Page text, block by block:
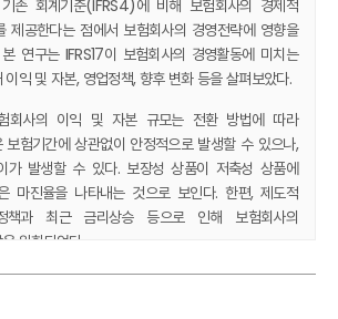
기존 회계기준(IFRS4)에 비해 보험회사의 경제적
제공한다는 점에서 보험회사의 경영전략에 영향을
연구는 IFRS17이 보험회사의 경영활동에 미치는
익 및 자본, 영업정책, 향후 변화 등을 살펴보았다.
회사의 이익 및 자본 규모는 전환 방법에 따라
보험기간에 상관없이 안정적으로 발생할 수 있으나,
가 발생할 수 있다. 보장성 상품이 저축성 상품에
마진율을 나타내는 것으로 보인다. 한편, 제도적
책과 최근 금리상승 등으로 인해 보험회사의
완화되었다.